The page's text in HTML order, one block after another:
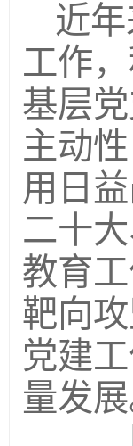
近
工作
基层
主动
用日
二十
教育
靶向
党建
量发